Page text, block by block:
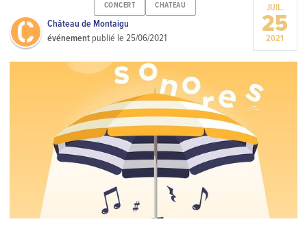
CONCERT CHATEAU
Château de Montaigu
événement publié le25/06/2021
JUIL.
25
2021